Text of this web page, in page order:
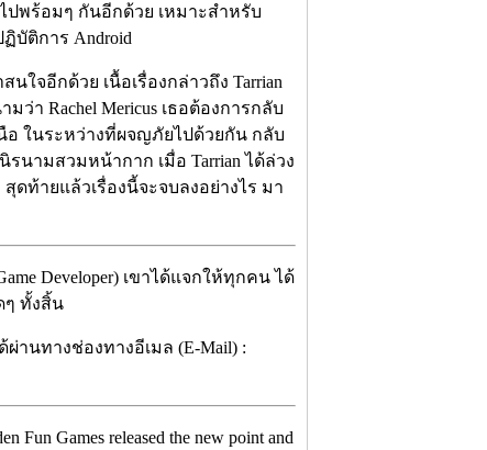
ปพร้อมๆ กันอีกด้วย เหมาะสำหรับ
บัติการ Android
นใจอีกด้วย เนื้อเรื่องกล่าวถึง Tarrian
ว่า Rachel Mericus เธอต้องการกลับ
นือ ในระหว่างที่ผจญภัยไปด้วยกัน กลับ
รนามสวมหน้ากาก เมื่อ Tarrian ได้ล่วง
ดท้ายแล้วเรื่องนี้จะจบลงอย่างไร มา
Developer) เขาได้แจกให้ทุกคน ได้
ๆ ทั้งสิ้น
นทางช่องทางอีเมล (E-Mail) :
Fun Games released the new point and